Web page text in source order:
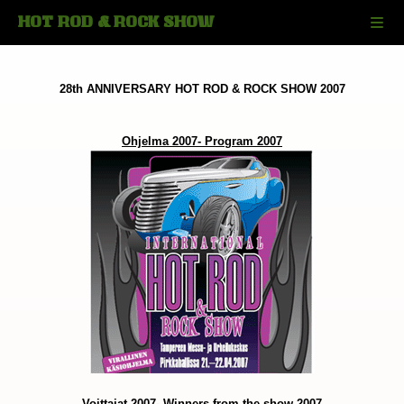
28th ANNIVERSARY HOT ROD & ROCK SHOW 2007
Ohjelma 2007- Program 2007
HOT ROD & ROCK SHOW